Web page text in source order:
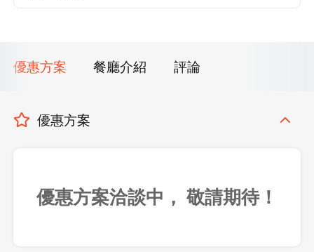
優惠方案 餐廳介紹 評論
優惠方案
優惠方案洽談中， 敬請期待！